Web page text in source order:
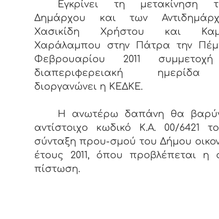
Εγκρίνει τη μετακίνηση
Δημάρχου και των
Χασικίδη Χρήστου και
Χαράλαμπου στην Πάτρα την
Φεβρουαρίου 2011
διαπεριφερειακή
διοργανώνει η ΚΕΔΚΕ.
Η ανωτέρω δαπάνη θα
αντίστοιχο κωδικό Κ.Α. 00/6421
σύνταξη πρου-σμού του Δήμου
έτους 2011, όπου προβλέπεται η
πίστωση.